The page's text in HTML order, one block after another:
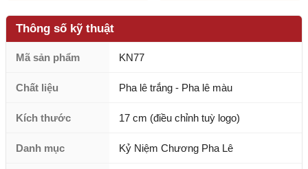
Thông số kỹ thuật
Mã sản phẩm KN77
Chất liệu Pha lê trắng - Pha lê màu
Kích thước 17 cm (điều chỉnh tuỳ logo)
Danh mục Kỷ Niệm Chương Pha Lê